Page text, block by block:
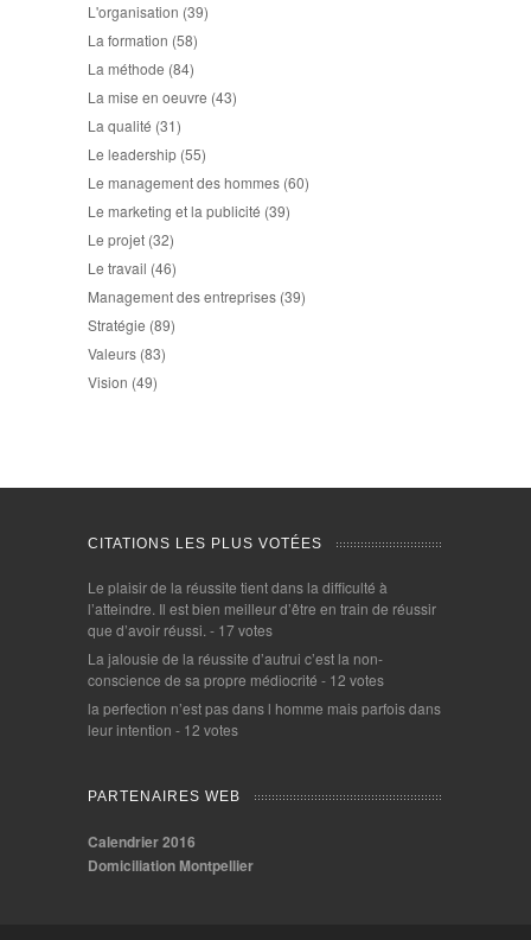
L'organisation (39)
La formation (58)
La méthode (84)
La mise en oeuvre (43)
La qualité (31)
Le leadership (55)
Le management des hommes (60)
Le marketing et la publicité (39)
Le projet (32)
Le travail (46)
Management des entreprises (39)
Stratégie (89)
Valeurs (83)
Vision (49)
CITATIONS LES PLUS VOTÉES
Le plaisir de la réussite tient dans la difficulté à
l’atteindre. Il est bien meilleur d’être en train de réussir
que d’avoir réussi. - 17 votes
La jalousie de la réussite d’autrui c’est la non-
conscience de sa propre médiocrité - 12 votes
la perfection n’est pas dans l homme mais parfois dans
leur intention - 12 votes
PARTENAIRES WEB
Calendrier 2016
Domiciliation Montpellier